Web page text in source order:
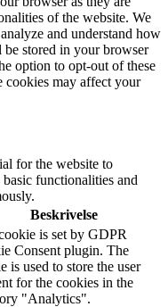
of the website. We
and understand how
stored in your browser
option to opt-out of these
cookies may affect your
for the website to
functionalities and
Beskrivelse
is set by GDPR
Consent plugin. The
is used to store the user
for the cookies in the
"Analytics".